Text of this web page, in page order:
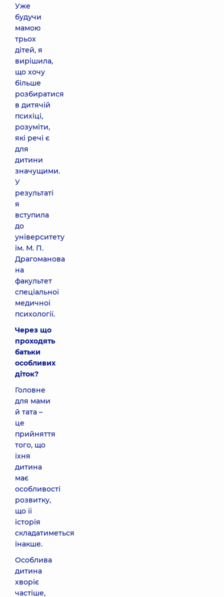
Уже
будучи
мамою
трьох
дітей, я
вирішила,
що хочу
більше
розбиратися
в дитячій
психіці,
розуміти,
які речі є
для
дитини
значущими.
У
результаті
я
вступила
до
університету
ім. М. П.
Драгоманова
на
факультет
спеціальної
медичної
психології.
Через що
проходять
батьки
особливих
діток?
Головне
для мами
й тата –
це
прийняття
того, що
їхня
дитина
має
особливості
розвитку,
що її
історія
складатиметься
інакше.
Особлива
дитина
хворіє
частіше,